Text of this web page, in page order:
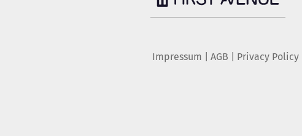
Impressum AGB Privacy Policy|